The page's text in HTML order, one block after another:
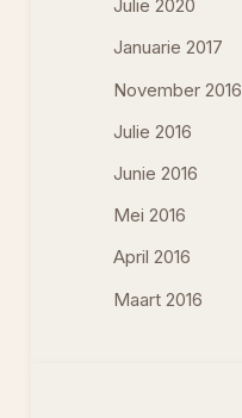
Julie 2020
Januarie 2017
November 2016
Julie 2016
Junie 2016
Mei 2016
April 2016
Maart 2016